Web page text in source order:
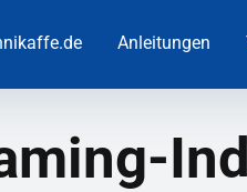
Anleitungen